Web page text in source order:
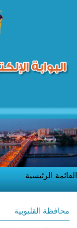
القائمة الرئيسية
محافظة القليوبية